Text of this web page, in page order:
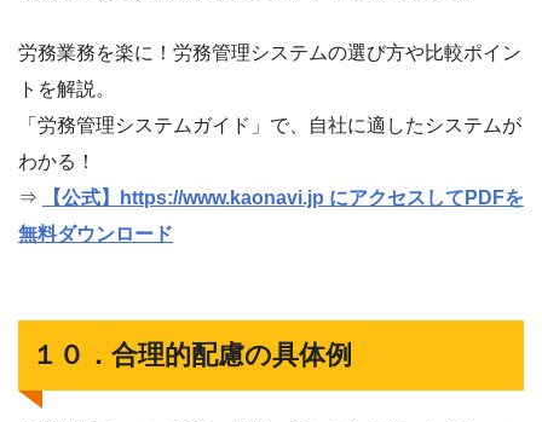
労務業務を楽に！労務管理システムの選び方や比較ポイン
トを解説。
「労務管理システムガイド」で、自社に適したシステムが
わかる！
⇒
【公式】https://www.kaonavi.jp にアクセスしてPDFを
無料ダウンロード
１０．合理的配慮の具体例